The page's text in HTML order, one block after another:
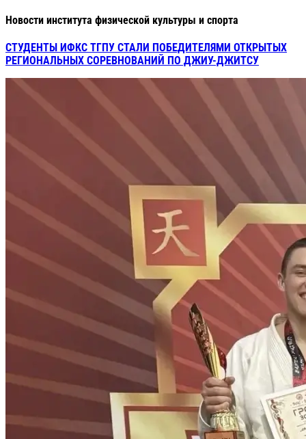
Новости института физической культуры и спорта
СТУДЕНТЫ ИФКС ТГПУ СТАЛИ ПОБЕДИТЕЛЯМИ ОТКРЫТЫХ
РЕГИОНАЛЬНЫХ СОРЕВНОВАНИЙ ПО ДЖИУ-ДЖИТСУ